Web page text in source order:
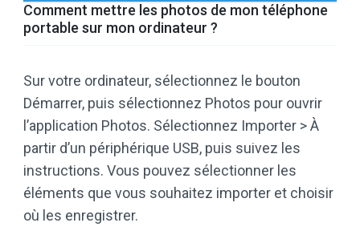
Comment mettre les photos de mon téléphone
portable sur mon ordinateur ?
Sur votre ordinateur, sélectionnez le bouton
Démarrer, puis sélectionnez Photos pour ouvrir
l’application Photos. Sélectionnez Importer > À
partir d’un périphérique USB, puis suivez les
instructions. Vous pouvez sélectionner les
éléments que vous souhaitez importer et choisir
où les enregistrer.